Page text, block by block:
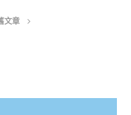
文章